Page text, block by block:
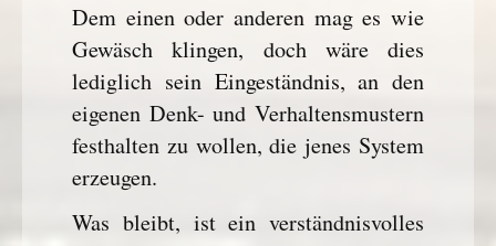
Dem einen oder anderen mag es wie
Gewäsch klingen, doch wäre dies
lediglich sein Eingeständnis, an den
eigenen Denk- und Verhaltensmustern
festhalten zu wollen, die jenes System
erzeugen.
Was bleibt, ist ein verständnisvolles